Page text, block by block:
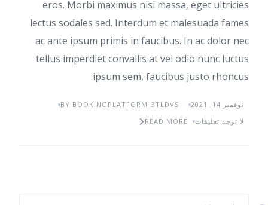
eros. Morbi maximus nisi massa, eget ultricies
lectus sodales sed. Interdum et malesuada fames
ac ante ipsum primis in faucibus. In ac dolor nec
tellus imperdiet convallis at vel odio nunc luctus
ipsum sem, faucibus justo rhoncus.
نوفمبر 14, 2021
BY BOOKINGPLATFORM_3TLDVS
لا توجد تعليقات
READ MORE